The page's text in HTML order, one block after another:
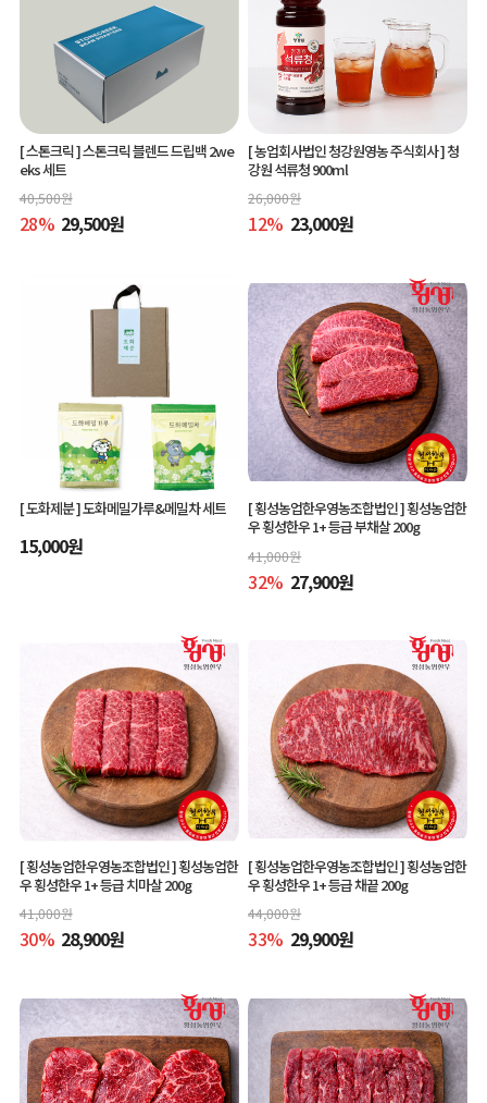
[ 스톤크릭 ]스톤크릭 블렌드 드립백 2we
eks 세트
40,500원
28% 29,500원
[ 농업회사법인 청강원영농 주식회사 ]청
강원 석류청 900ml
26,000원
12% 23,000원
[ 도화제분 ]도화메밀가루&메밀차 세트
15,000원
[ 횡성농업한우영농조합법인 ]횡성농업한
우 횡성한우 1+ 등급 부채살 200g
41,000원
32% 27,900원
[ 횡성농업한우영농조합법인 ]횡성농업한
우 횡성한우 1+ 등급 치마살 200g
41,000원
30% 28,900원
[ 횡성농업한우영농조합법인 ]횡성농업한
우 횡성한우 1+ 등급 채끝 200g
44,000원
33% 29,900원